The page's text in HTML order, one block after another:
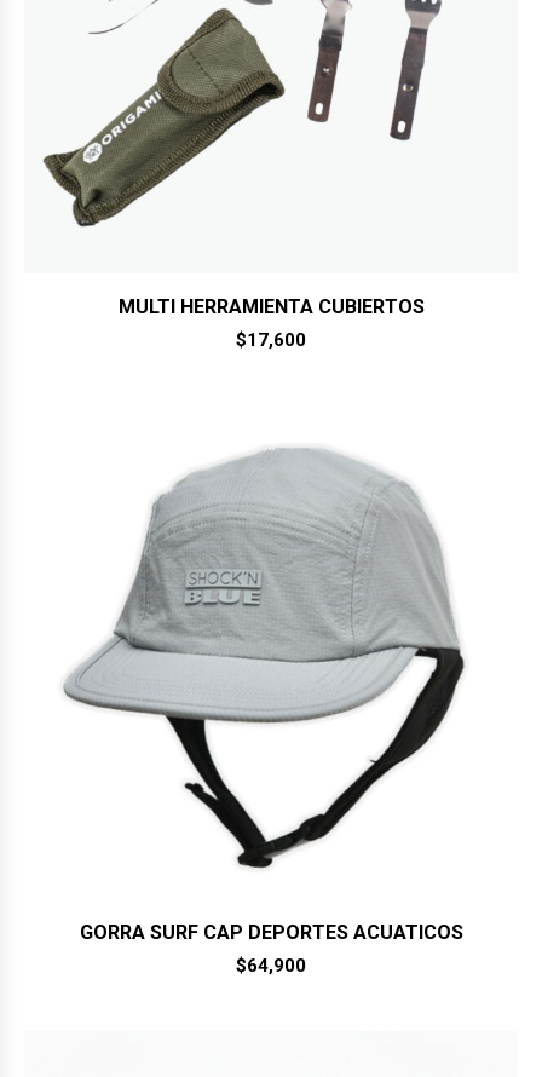
MULTI HERRAMIENTA CUBIERTOS
$17,600
GORRA SURF CAP DEPORTES ACUATICOS
$64,900